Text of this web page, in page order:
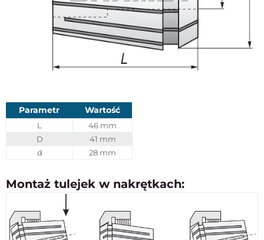
Parametr Wartość
L
46 mm
D
41 mm
d
28 mm
Montaż tulejek w nakrętkach: